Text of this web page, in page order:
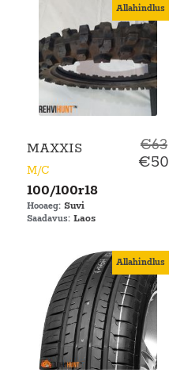
Allahindlus
MAXXIS
M/C
100/100r18
Hooaeg: Suvi
Saadavus: Laos
€63
€50
Allahindlus